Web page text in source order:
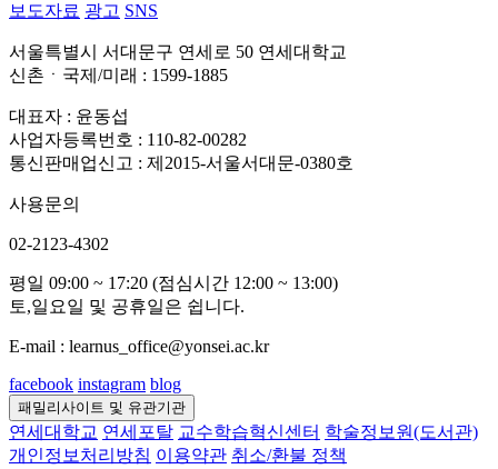
보도자료 광고 SNS
서울특별시 서대문구 연세로 50 연세대학교
신촌ㆍ국제/미래 : 1599-1885
대표자 : 윤동섭
사업자등록번호 : 110-82-00282
통신판매업신고 : 제2015-서울서대문-0380호
사용문의
02-2123-4302
평일 09:00 ~ 17:20 (점심시간 12:00 ~ 13:00)
토,일요일 및 공휴일은 쉽니다.
E-mail : learnus_office@yonsei.ac.kr
facebook instagram blog
패밀리사이트 및 유관기관
연세대학교 연세포탈 교수학습혁신센터 학술정보원(도서관)
개인정보처리방침 이용약관 취소/환불 정책